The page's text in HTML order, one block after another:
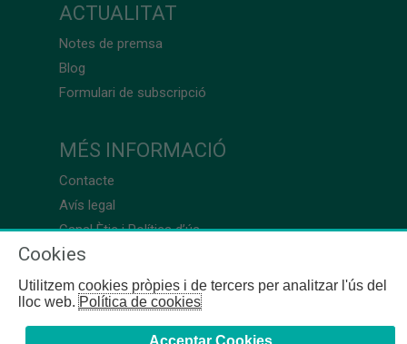
ACTUALITAT
Notes de premsa
Blog
Formulari de subscripció
MÉS INFORMACIÓ
Contacte
Avís legal
Canal Ètic i Política d’ús
Cookies
Utilitzem cookies pròpies i de tercers per analitzar l'ús del
lloc web.Política de cookies
Acceptar Cookies